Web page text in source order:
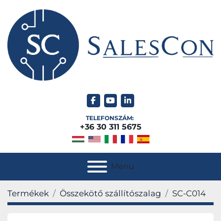
facebook
youtubelinkedin
TELEFONSZÁM:
+36 30 311 5675
Menu
Termékek Összekötő szállítószalag SC-C014